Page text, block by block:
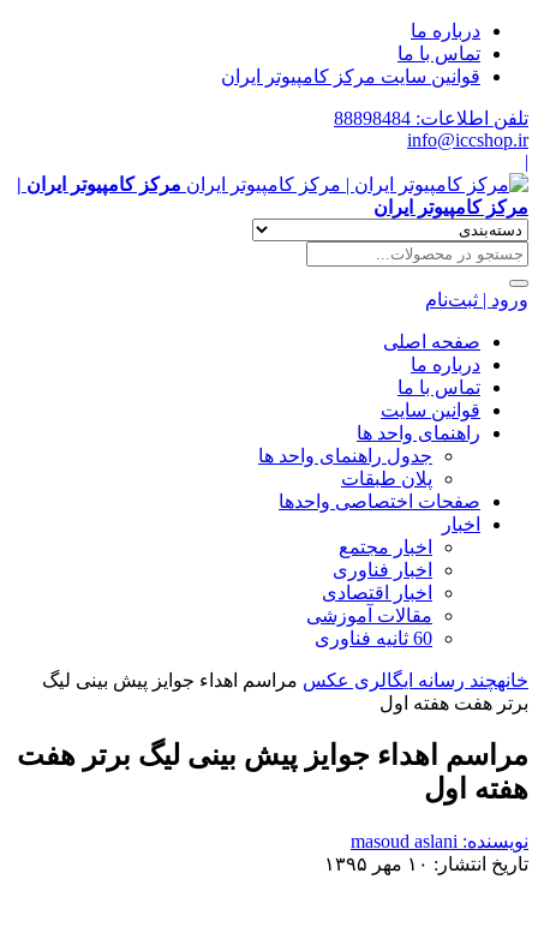
درباره ما
تماس با ما
قوانین سایت مرکز کامپیوتر ایران
تلفن اطلاعات: 88898484
info@iccshop.ir
|
مرکز کامپیوتر ایران |
مرکز کامپیوتر ایران
ورود | ثبت‌نام
صفحه اصلی
درباره ما
تماس با ما
قوانین سایت
راهنمای واحد ها
جدول راهنمای واحد ها
پلان طبقات
صفحات اختصاصی واحدها
اخبار
اخبار مجتمع
اخبار فناوری
اخبار اقتصادی
مقالات آموزشی
60 ثانیه فناوری
خانهچند رسانه ایگالری عکس مراسم اهداء جوایز پیش بینی لیگ
برتر هفت هفته اول
مراسم اهداء جوایز پیش بینی لیگ برتر هفت
هفته اول
نویسنده: masoud aslani
تاریخ انتشار: ۱۰ مهر ۱۳۹۵